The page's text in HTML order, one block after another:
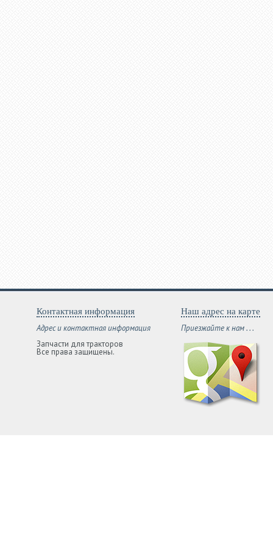
Контактная информация
Адрес и контактная информация
Запчасти для тракторов
Все права защищены.
Наш адрес на карте
Приезжайте к нам . . .